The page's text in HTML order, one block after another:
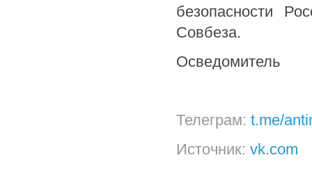
безопасности
Совбеза.
Осведомитель
Телеграм: t.me/
Источник: vk.com